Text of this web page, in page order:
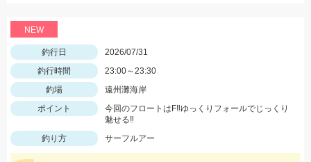
NEW
釣行日
2026/07/31
釣行時間
23:00～23:30
釣場
遠州灘海岸
ポイント
今回のフロートはF‼ゆっくりフォールでじっくり
魅せる‼
釣り方
サーフルアー